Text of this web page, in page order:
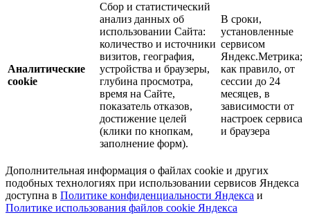
Аналитические
cookie
Сбор и статистический
анализ данных об
использовании Сайта:
количество и источники
визитов, география,
устройства и браузеры,
глубина просмотра,
время на Сайте,
показатель отказов,
достижение целей
(клики по кнопкам,
заполнение форм).
В сроки,
установленные
сервисом
Яндекс.Метрика;
как правило, от
сессии до 24
месяцев, в
зависимости от
настроек сервиса
и браузера
Дополнительная информация о файлах cookie и других
подобных технологиях при использовании сервисов Яндекса
доступна в Политике конфиденциальности Яндекса и
Политике использования файлов cookie Яндекса